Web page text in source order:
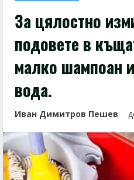
За цялостно
подовете в
малко шампоан
вода.
Иван Димитров Пешев